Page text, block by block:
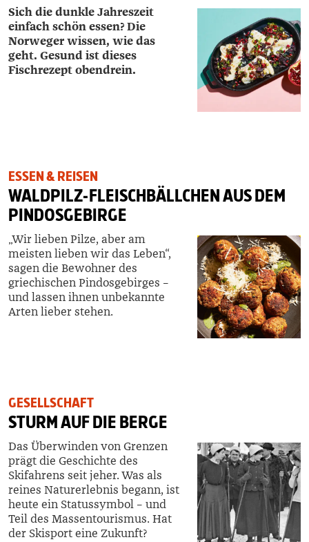
Sich die dunkle Jahreszeit
einfach schön essen? Die
Norweger wissen, wie das
geht. Gesund ist dieses
Fischrezept obendrein.
ESSEN & REISEN
WALDPILZ-FLEISCHBÄLLCHEN AUS DEM
PINDOSGEBIRGE
„Wir lieben Pilze, aber am
meisten lieben wir das Leben“,
sagen die Bewohner des
griechischen Pindosgebirges –
und lassen ihnen unbekannte
Arten lieber stehen.
GESELLSCHAFT
STURM AUF DIE BERGE
Das Überwinden von Grenzen
prägt die Geschichte des
Skifahrens seit jeher. Was als
reines Naturerlebnis begann, ist
heute ein Statussymbol – und
Teil des Massentourismus. Hat
der Skisport eine Zukunft?